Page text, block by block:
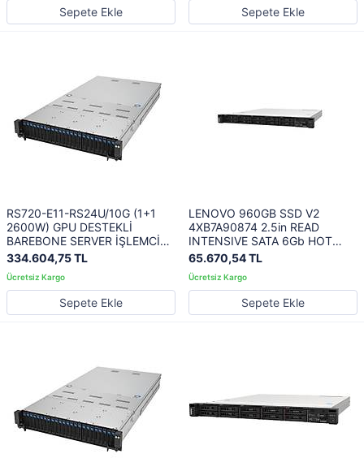
Sepete Ekle Sepete Ekle
RS720-E11-RS24U/10G (1+1
2600W) GPU DESTEKLİ
BAREBONE SERVER İŞLEMCİ
YOK-RAM YOK-DİSK YOK-
FREEDOS
334.604,75 TL
Sepete Ekle
LENOVO 960GB SSD V2
4XB7A90874 2.5in READ
INTENSIVE SATA 6Gb HOT
SWAP THINKSYSTEM
65.670,54 TL
Sepete Ekle